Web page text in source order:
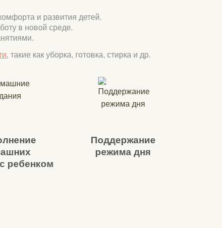
и развития детей.
в новой среде.
, такие как уборка, готовка, стирка и др.
ребенком
Поддержание
режима дня